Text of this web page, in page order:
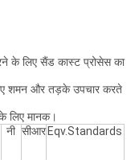
के लिए सैंड कास्ट प्रोसेस का
शमन और तड़के उपचार करते
लिए मानक।
नी सीआर Eqv.Standards